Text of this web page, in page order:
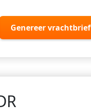
Genereer vrachtbrief